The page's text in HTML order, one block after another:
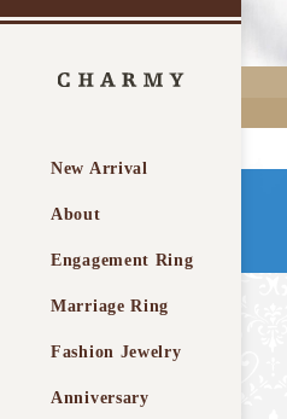
New Arrival
About
Engagement Ring
Marriage Ring
Fashion Jewelry
Anniversary